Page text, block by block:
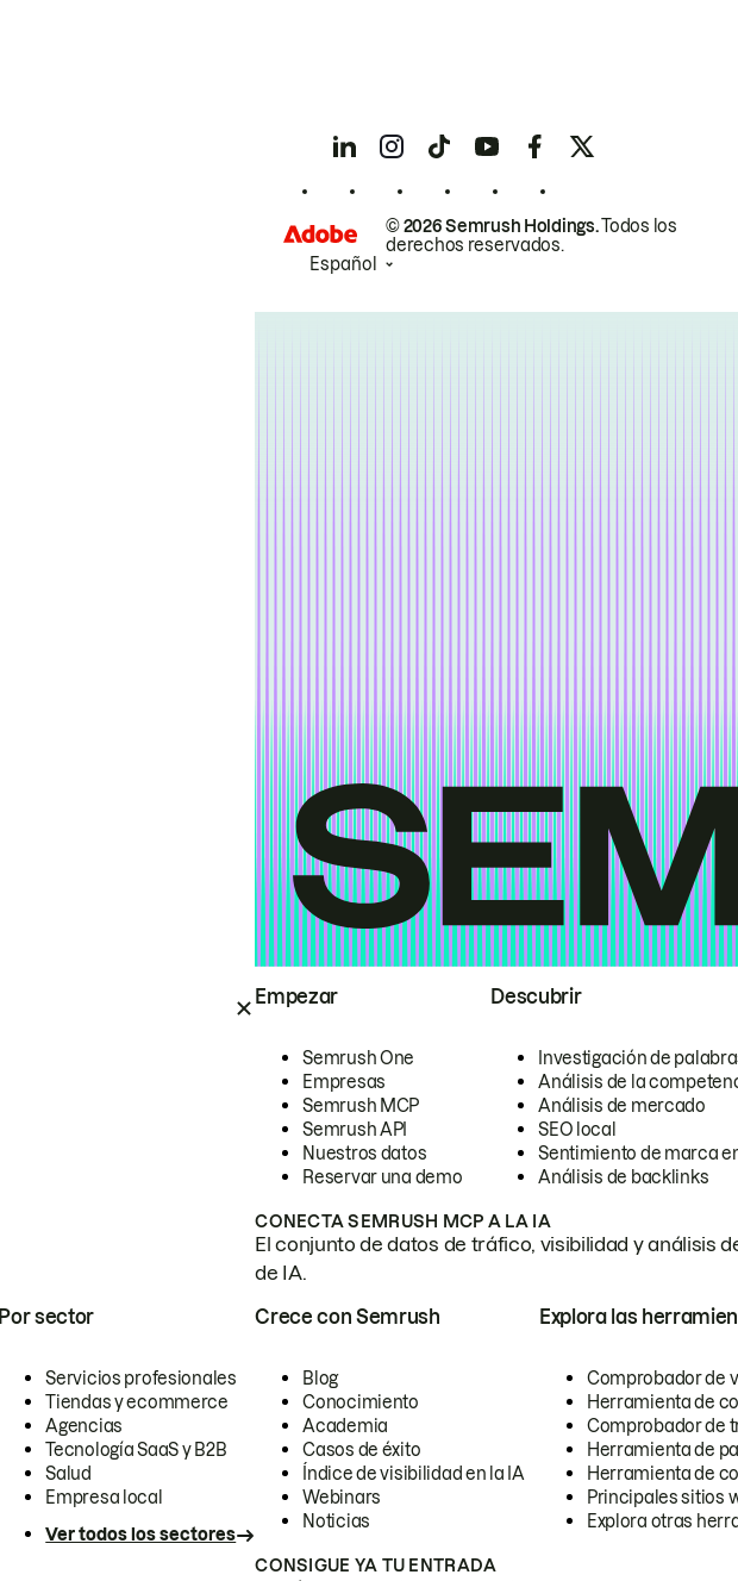
Empezar
Semrush One
Empresas
Semrush MCP
Semrush API
Nuestros datos
Reservar una demo
Descubrir
Investigación de
Análisis de la
Análisis de mercado
SEO local
Sentimiento de marca
Análisis de backlinks
CONECTA SEMRUSH MCP A LA IA
El conjunto de datos de tráfico, visibilidad y análisis
de IA.
Por sector
Servicios profesionales
Tiendas y ecommerce
Agencias
Tecnología SaaS y B2B
Salud
Empresa local
Ver todos los sectores
Crece con Semrush
Blog
Conocimiento
Academia
Casos de éxito
Índice de visibilidad en la IA
Webinars
Noticias
Explora las
Comprobador de
Herramienta de
Comprobador de
Herramienta de
Herramienta de
Principales sitios
Explora otras
CONSIGUE YA TU ENTRADA
© 2026 Semrush Holdings.Todos los
derechos reservados.
Español